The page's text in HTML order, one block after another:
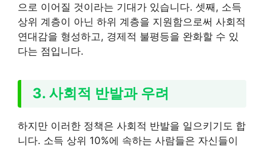
으로 이어질 것이라는 기대가 있습니다. 셋째, 소득
상위 계층이 아닌 하위 계층을 지원함으로써 사회적
연대감을 형성하고, 경제적 불평등을 완화할 수 있
다는 점입니다.
3. 사회적 반발과 우려
하지만 이러한 정책은 사회적 반발을 일으키기도 합
니다. 소득 상위 10%에 속하는 사람들은 자신들이